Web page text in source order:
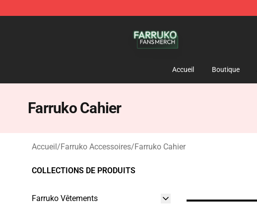
Accueil Boutique
Farruko Cahier
Accueil/Farruko Accessoires/Farruko Cahier
COLLECTIONS DE PRODUITS
Farruko Vêtements